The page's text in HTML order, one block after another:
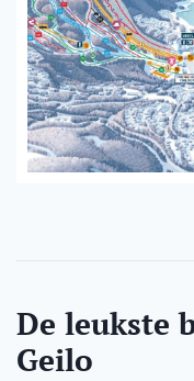
De leukste
Geilo